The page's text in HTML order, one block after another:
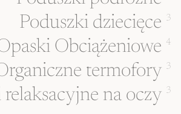
Poduszki dziecięce 3
Obciążeniowe 4
termofory 3
relaksacyjne na oczy 3